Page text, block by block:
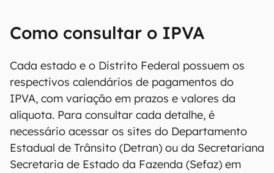
Como consultar o IPVA
Cada estado e o Distrito Federal possuem os
respectivos calendários de pagamentos do
IPVA, com variação em prazos e valores da
alíquota. Para consultar cada detalhe, é
necessário acessar os sites do Departamento
Estadual de Trânsito (Detran) ou da Secretariana
Secretaria de Estado da Fazenda (Sefaz) em